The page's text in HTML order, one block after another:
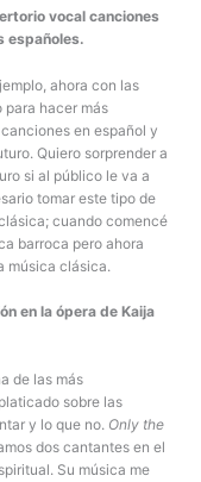
vocal canciones
españoles.
ahora con las
hacer más
en español y
Quiero sorprender a
si al público le va a
tomar este tipo de
cuando comencé
barroca pero ahora
música clásica.
en la ópera de Kaija
de las más
sobre las
y lo que no. Only the
dos cantantes en el
Su música me